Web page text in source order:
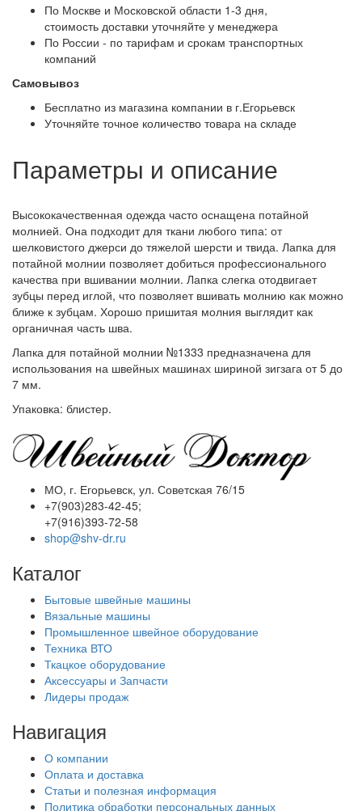
По Москве и Московской области 1-3 дня,
стоимость доставки уточняйте у менеджера
По России - по тарифам и срокам транспортных
компаний
Самовывоз
Бесплатно из магазина компании в г.Егорьевск
Уточняйте точное количество товара на складе
Параметры и описание
Высококачественная одежда часто оснащена потайной
молнией. Она подходит для ткани любого типа: от
шелковистого джерси до тяжелой шерсти и твида. Лапка для
потайной молнии позволяет добиться профессионального
качества при вшивании молнии. Лапка слегка отодвигает
зубцы перед иглой, что позволяет вшивать молнию как можно
ближе к зубцам. Хорошо пришитая молния выглядит как
органичная часть шва.
Лапка для потайной молнии №1333 предназначена для
использования на швейных машинах шириной зигзага от 5 до
7 мм.
Упаковка: блистер.
МО, г. Егорьевск, ул. Советская 76/15
+7(903)283-42-45;
+7(916)393-72-58
shop@shv-dr.ru
Каталог
Бытовые швейные машины
Вязальные машины
Промышленное швейное оборудование
Техника ВТО
Ткацкое оборудование
Аксессуары и Запчасти
Лидеры продаж
Навигация
О компании
Оплата и доставка
Статьи и полезная информация
Политика обработки персональных данных